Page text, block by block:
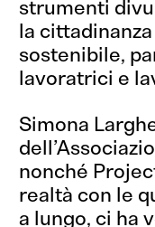
strumenti
la
sostenibile,
lavoratrici e
Simona
nonché
realtà con le
a lungo, ci ha